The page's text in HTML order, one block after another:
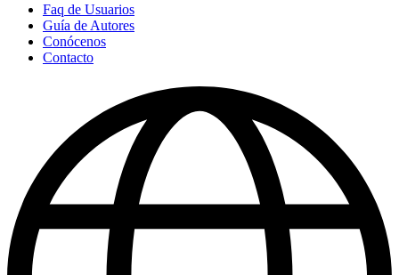
Faq de Usuarios
Guía de Autores
Conócenos
Contacto